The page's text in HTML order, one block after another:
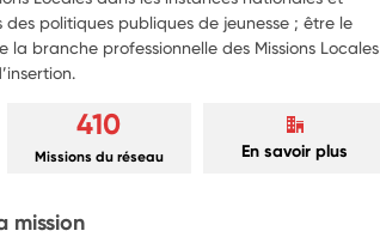
des politiques publiques de jeunesse ; être le
la branche professionnelle des Missions Locales
410
Missions du réseau En savoir plus
mission